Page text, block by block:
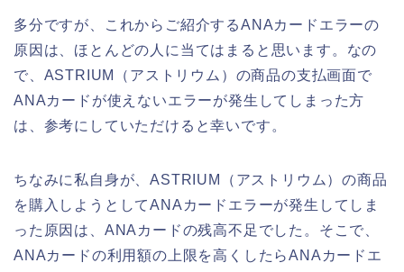
多分ですが、これからご紹介するANAカードエラーの
原因は、ほとんどの人に当てはまると思います。なの
で、ASTRIUM（アストリウム）の商品の支払画面で
ANAカードが使えないエラーが発生してしまった方
は、参考にしていただけると幸いです。
ちなみに私自身が、ASTRIUM（アストリウム）の商品
を購入しようとしてANAカードエラーが発生してしま
った原因は、ANAカードの残高不足でした。そこで、
ANAカードの利用額の上限を高くしたらANAカードエ